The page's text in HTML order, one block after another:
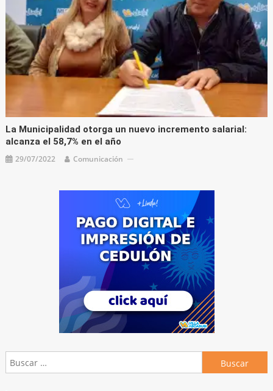
La Municipalidad otorga un nuevo incremento salarial:
alcanza el 58,7% en el año
29/07/2022 Comunicación
Buscar: